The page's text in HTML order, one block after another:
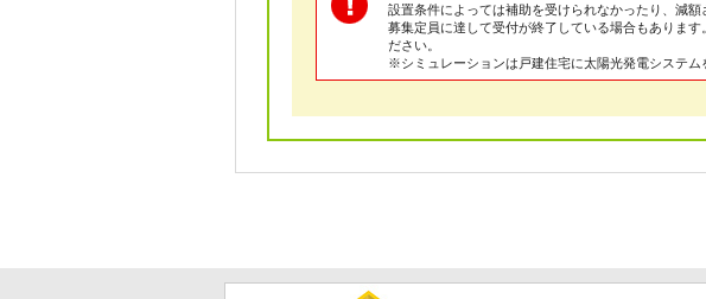
設置条件によっては補助を受けられなかったり、減額
募集定員に達して受付が終了している場合もありま
ださい。
※シミュレーションは戸建住宅に太陽光発電システム